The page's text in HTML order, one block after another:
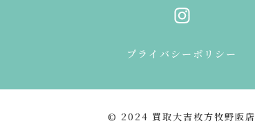
プライバシーポリシー
© 2024 買取大吉枚方牧野阪店